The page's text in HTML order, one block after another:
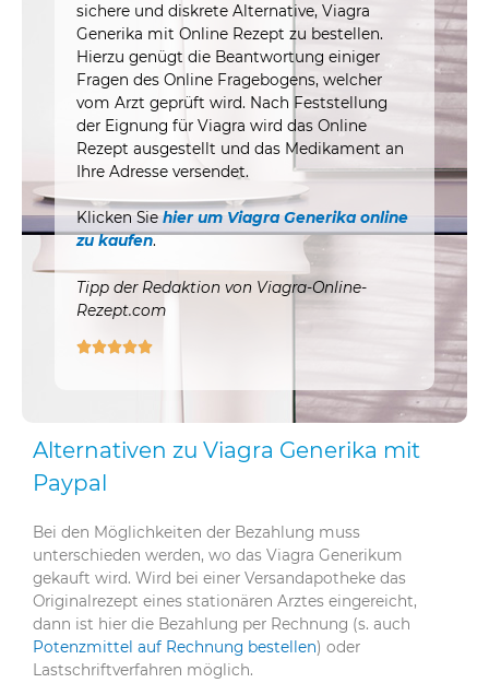
sichere und diskrete Alternative, Viagra
Generika mit Online Rezept zu bestellen.
Hierzu genügt die Beantwortung einiger
Fragen des Online Fragebogens, welcher
vom Arzt geprüft wird. Nach Feststellung
der Eignung für Viagra wird das Online
Rezept ausgestellt und das Medikament an
Ihre Adresse versendet.
Klicken Sie hier um Viagra Generika online
zu kaufen.
Tipp der Redaktion von Viagra-Online-
Rezept.com

Alternativen zu Viagra Generika mit
Paypal
Bei den Möglichkeiten der Bezahlung muss
unterschieden werden, wo das Viagra Generikum
gekauft wird. Wird bei einer Versandapotheke das
Originalrezept eines stationären Arztes eingereicht,
dann ist hier die Bezahlung per Rechnung (s. auch
Potenzmittel auf Rechnung bestellen) oder
Lastschriftverfahren möglich.